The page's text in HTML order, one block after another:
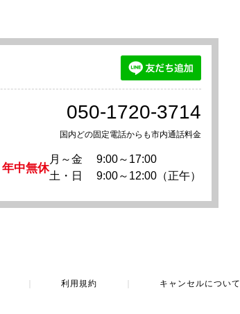
050-1720-3714
国内どの固定電話からも市内通話料金
年中無休
月～金
9:00～17:00
土・日
9:00～12:00（正午）
利用規約 キャンセルについて